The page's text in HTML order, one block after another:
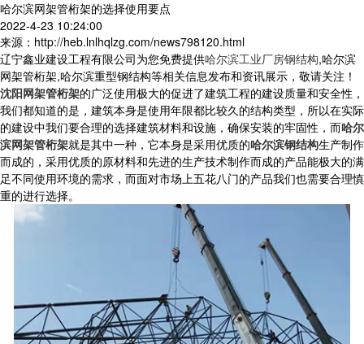
哈尔滨网架管桁架的选择使用要点
2022-4-23 10:24:00
来源：http://heb.lnlhqlzg.com/news798120.html
辽宁鑫业建设工程有限公司为您免费提供哈尔滨工业厂房钢结构,哈尔滨
网架管桁架,哈尔滨重型钢结构等相关信息发布和资讯展示，敬请关注！
沈阳网架管桁架的广泛使用极大的促进了建筑工程的建设质量和安全性，
我们都知道的是，建筑本身是使用年限都比较久的结构类型，所以在实际
的建设中我们要合理的选择建筑材料和设施，确保安装的牢固性，而哈尔
滨网架管桁架就是其中一种，它本身是采用优质的哈尔滨钢结构生产制作
而成的，采用优质的原材料和先进的生产技术制作而成的产品能极大的满
足不同使用环境的需求，而面对市场上五花八门的产品我们也需要合理慎
重的进行选择。